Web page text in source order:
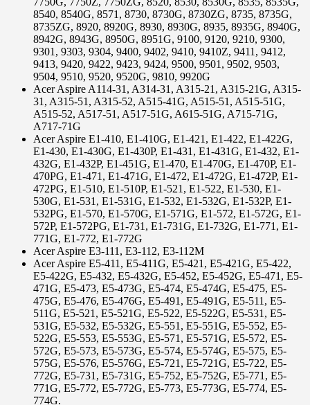
8540, 8540G, 8571, 8730, 8730G, 8730ZG, 8735, 8735G,
8735ZG, 8920, 8920G, 8930, 8930G, 8935, 8935G, 8940G,
8942G, 8943G, 8950G, 8951G, 9100, 9120, 9210, 9300,
9301, 9303, 9304, 9400, 9402, 9410, 9410Z, 9411, 9412,
9413, 9420, 9422, 9423, 9424, 9500, 9501, 9502, 9503,
9504, 9510, 9520, 9520G, 9810, 9920G
Acer Aspire A114-31, A314-31, A315-21, A315-21G, A315-
31, A315-51, A315-52, A515-41G, A515-51, A515-51G,
A515-52, A517-51, A517-51G, A615-51G, A715-71G,
A717-71G
Acer Aspire E1-410, E1-410G, E1-421, E1-422, E1-422G,
E1-430, E1-430G, E1-430P, E1-431, E1-431G, E1-432, E1-
432G, E1-432P, E1-451G, E1-470, E1-470G, E1-470P, E1-
470PG, E1-471, E1-471G, E1-472, E1-472G, E1-472P, E1-
472PG, E1-510, E1-510P, E1-521, E1-522, E1-530, E1-
530G, E1-531, E1-531G, E1-532, E1-532G, E1-532P, E1-
532PG, E1-570, E1-570G, E1-571G, E1-572, E1-572G, E1-
572P, E1-572PG, E1-731, E1-731G, E1-732G, E1-771, E1-
771G, E1-772, E1-772G
Acer Aspire E3-111, E3-112, E3-112M
Acer Aspire E5-411, E5-411G, E5-421, E5-421G, E5-422,
E5-422G, E5-432, E5-432G, E5-452, E5-452G, E5-471, E5-
471G, E5-473, E5-473G, E5-474, E5-474G, E5-475, E5-
475G, E5-476, E5-476G, E5-491, E5-491G, E5-511, E5-
511G, E5-521, E5-521G, E5-522, E5-522G, E5-531, E5-
531G, E5-532, E5-532G, E5-551, E5-551G, E5-552, E5-
522G, E5-553, E5-553G, E5-571, E5-571G, E5-572, E5-
572G, E5-573, E5-573G, E5-574, E5-574G, E5-575, E5-
575G, E5-576, E5-576G, E5-721, E5-721G, E5-722, E5-
772G, E5-731, E5-731G, E5-752, E5-752G, E5-771, E5-
771G, E5-772, E5-772G, E5-773, E5-773G, E5-774, E5-
774G.